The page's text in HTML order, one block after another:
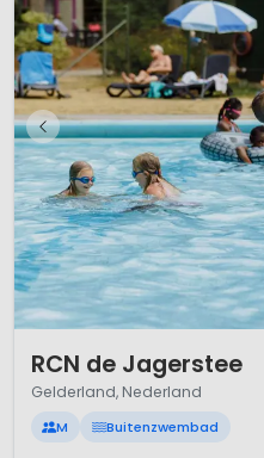
RCN de Jagerstee
Gelderland, Nederland
M Buitenzwembad